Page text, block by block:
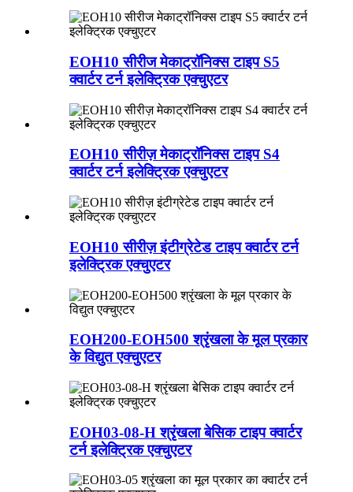
EOH10 सीरीज मेकाट्रॉनिक्स टाइप S5
क्वार्टर टर्न इलेक्ट्रिक एक्चुएटर
EOH10 सीरीज़ मेकाट्रॉनिक्स टाइप S4
क्वार्टर टर्न इलेक्ट्रिक एक्चुएटर
EOH10 सीरीज़ इंटीग्रेटेड टाइप क्वार्टर टर्न
इलेक्ट्रिक एक्चुएटर
EOH200-EOH500 श्रृंखला के मूल प्रकार
के विद्युत एक्चुएटर
EOH03-08-H श्रृंखला बेसिक टाइप क्वार्टर
टर्न इलेक्ट्रिक एक्चुएटर